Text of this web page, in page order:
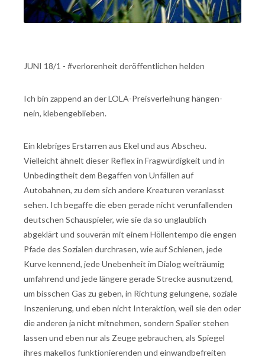
JUNI 18/1 - #verlorenheit deröffentlichen helden
Ich bin zappend an der LOLA-Preisverleihung hängen-
nein, klebengeblieben.
Ein klebriges Erstarren aus Ekel und aus Abscheu.
Vielleicht ähnelt dieser Reflex in Fragwürdigkeit und in
Unbedingtheit dem Begaffen von Unfällen auf
Autobahnen, zu dem sich andere Kreaturen veranlasst
sehen. Ich begaffe die eben gerade nicht verunfallenden
deutschen Schauspieler, wie sie da so unglaublich
abgeklärt und souverän mit einem Höllentempo die engen
Pfade des Sozialen durchrasen, wie auf Schienen, jede
Kurve kennend, jede Unebenheit im Dialog weiträumig
umfahrend und jede längere gerade Strecke ausnutzend,
um bisschen Gas zu geben, in Richtung gelungene, soziale
Inszenierung, und eben nicht Interaktion, weil sie den oder
die anderen ja nicht mitnehmen, sondern Spalier stehen
lassen und eben nur als Zeuge gebrauchen, als Spiegel
ihres makellos funktionierenden und einwandbefreiten